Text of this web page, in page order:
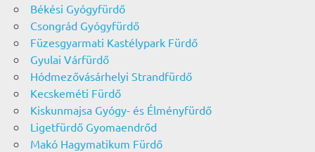
Békési Gyógyfürdő
Csongrád Gyógyfürdő
Füzesgyarmati Kastélypark Fürdő
Gyulai Várfürdő
Hódmezővásárhelyi Strandfürdő
Kecskeméti Fürdő
Kiskunmajsa Gyógy- és Élményfürdő
Ligetfürdő Gyomaendrőd
Makó Hagymatikum Fürdő